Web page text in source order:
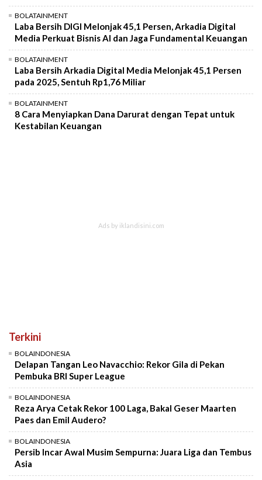
BOLATAINMENT
Laba Bersih DIGI Melonjak 45,1 Persen, Arkadia Digital
Media Perkuat Bisnis AI dan Jaga Fundamental Keuangan
BOLATAINMENT
Laba Bersih Arkadia Digital Media Melonjak 45,1 Persen
pada 2025, Sentuh Rp1,76 Miliar
BOLATAINMENT
8 Cara Menyiapkan Dana Darurat dengan Tepat untuk
Kestabilan Keuangan
Terkini
BOLAINDONESIA
Delapan Tangan Leo Navacchio: Rekor Gila di Pekan
Pembuka BRI Super League
BOLAINDONESIA
Reza Arya Cetak Rekor 100 Laga, Bakal Geser Maarten
Paes dan Emil Audero?
BOLAINDONESIA
Persib Incar Awal Musim Sempurna: Juara Liga dan Tembus
Asia